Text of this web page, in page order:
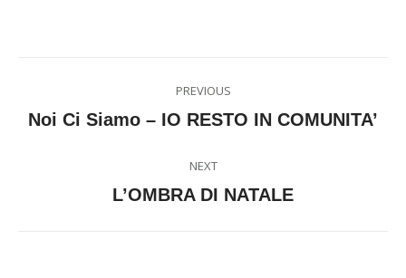
PREVIOUS
Previous
Noi Ci Siamo – IO RESTO IN COMUNITA’
NEXT
Next
L’OMBRA DI NATALE